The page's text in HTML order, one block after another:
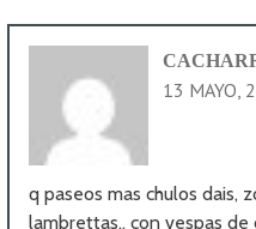
13 MAYO,
q paseos mas chulos dais,
lambrettas.. con vespas